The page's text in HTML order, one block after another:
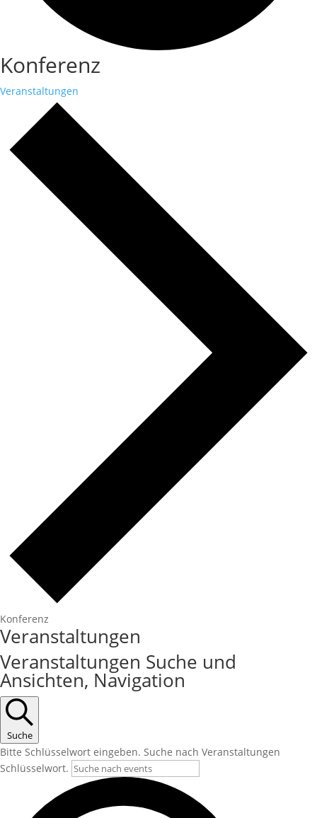
Konferenz
Veranstaltungen
Konferenz
Veranstaltungen
Veranstaltungen Suche und
Ansichten, Navigation
Suche
Bitte Schlüsselwort eingeben. Suche nach Veranstaltungen
Schlüsselwort.